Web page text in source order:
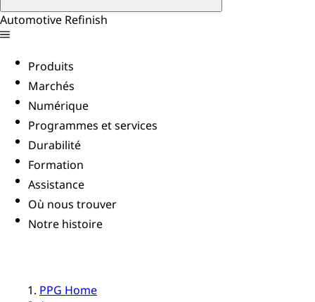
Automotive Refinish
Produits
Marchés
Numérique
Programmes et services
Durabilité
Formation
Assistance
Où nous trouver
Notre histoire
PPG Home